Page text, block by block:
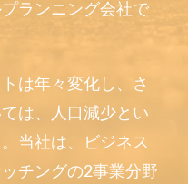
ランニング会社で
は年々変化し、さ
は、人口減少とい
当社は、ビジネス
チングの2事業分野